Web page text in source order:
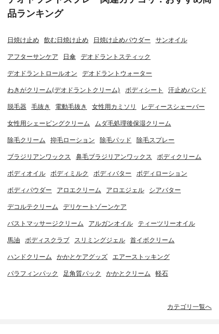
品ランキング
日焼け止め 飲む日焼け止め 日焼け止めパウダー サンオイル
アフターサンケア 日傘 デオドラントスティック
デオドラントロールオン デオドラントウォーター
わきがクリーム(デオドラントクリーム) ボディシート 汗止めバンド
脱毛器 毛抜き 電動毛抜き 女性用カミソリ レディースシェーバー
女性用シェービングクリーム ムダ毛処理後保湿クリーム
除毛クリーム 抑毛ローション 除毛パッド 除毛スプレー
ブラジリアンワックス 鼻毛ブラジリアンワックス ボディクリーム
ボディオイル ボディミルク ボディバター ボディローション
ボディパウダー アロエクリーム アロエジェル シアバター
デコルテクリーム デリケートゾーンケア
バストマッサージクリーム アルガンオイル ティーツリーオイル
馬油 ボディスクラブ スリミングジェル 首イボクリーム
ハンドクリーム かかとケアグッズ エアーストッキング
パラフィンパック 足角質パック かかとクリーム 軽石
カテゴリ一覧へ